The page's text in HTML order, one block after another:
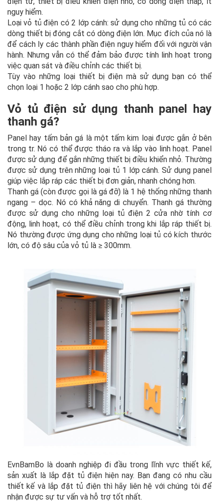
nguy hiểm.
Loại vỏ tủ điện có 2 lớp cánh: sử dụng cho những tủ có các
dòng thiết bị đóng cắt có dòng điện lớn. Mục đích của nó là
để cách ly các thành phần điện nguy hiểm đối với người vận
hành. Nhưng vẫn có thể đảm bảo được tính linh hoạt trong
việc quan sát và điều chỉnh các thiết bị.
Tùy vào những loại thiết bị điện mà sử dụng bạn có thể
chọn loại 1 hoặc 2 lớp cánh sao cho phù hợp.
Vỏ tủ điện sử dụng thanh panel hay
thanh gá?
Panel hay tấm bản gá là một tấm kim loại được gắn ở bên
trong tr. Nó có thể được tháo ra và lắp vào linh hoạt. Panel
được sử dụng để gắn những thiết bị điều khiển nhỏ. Thường
được sử dụng trên những loại tủ 1 lớp cánh. Sử dụng panel
giúp việc lắp ráp các thiết bị đơn giản, nhanh chóng hơn.
Thanh gá (còn được gọi là gá đỡ) là 1 hệ thống những thanh
ngang – dọc. Nó có khả năng di chuyển. Thanh gá thường
được sử dụng cho những loại tủ điện 2 cửa nhờ tính cơ
động, linh hoạt, có thể điều chỉnh trong khi lắp ráp thiết bị.
Nó thường được ứng dụng cho những loại tủ có kích thước
lớn, có độ sâu của vỏ tủ là ≥ 300mm.
EvnBamBo là doanh nghiệp đi đầu trong lĩnh vực thiết kế,
sản xuất là lắp đặt tủ điện hiện nay. Bạn đang có nhu cầu
thiết kế và lắp đặt tủ điện thì hãy liên hệ với chúng tôi để
nhận được sự tư vấn và hỗ trợ tốt nhất.